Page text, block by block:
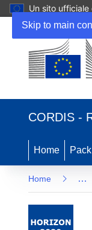
Skip to main
Un sito ufficiale
in
nuova
finestra)
CORDIS -
Home
Home …